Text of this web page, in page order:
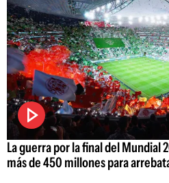
La guerra por la final del
más de 450 millones para